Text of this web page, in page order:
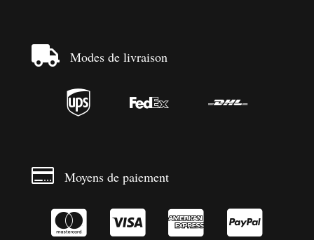
 Modes de livraison
  
 Moyens de paiement
   